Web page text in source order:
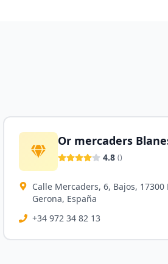
Or mercaders
4.8 ()
Calle Mercaders, 6, Bajos, 17300
Gerona, España
+34 972 34 82 13